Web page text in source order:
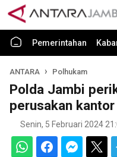
Pemerintahan
ANTARA Polhukam
Polda Jambi
perusakan
Senin, 5 Februari 2024